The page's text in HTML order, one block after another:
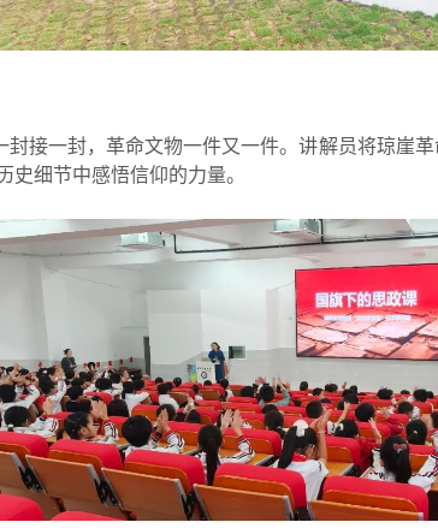
封接一封，革命文物一件又一件。讲解员将琼崖
细节中感悟信仰的力量。